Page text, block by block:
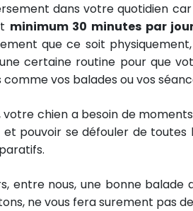
dans votre quotidien
minimum 30 minutes par
que ce soit
certaine routine pour que
vos balades ou vos
votre chien a besoin de
pouvoir se défouler de toutes
entre nous, une bonne
ne vous fera surement pas